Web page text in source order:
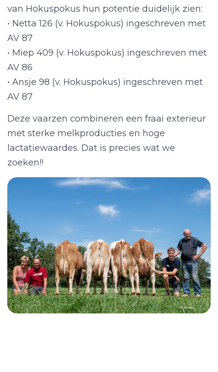
van Hokuspokus hun potentie duidelijk zien:
• Netta 126 (v. Hokuspokus) ingeschreven met
AV 87
• Miep 409 (v. Hokuspokus) ingeschreven met
AV 86
• Ansje 98 (v. Hokuspokus) ingeschreven met
AV 87
Deze vaarzen combineren een fraai exterieur
met sterke melkproducties en hoge
lactatiewaardes. Dat is precies wat we
zoeken!!